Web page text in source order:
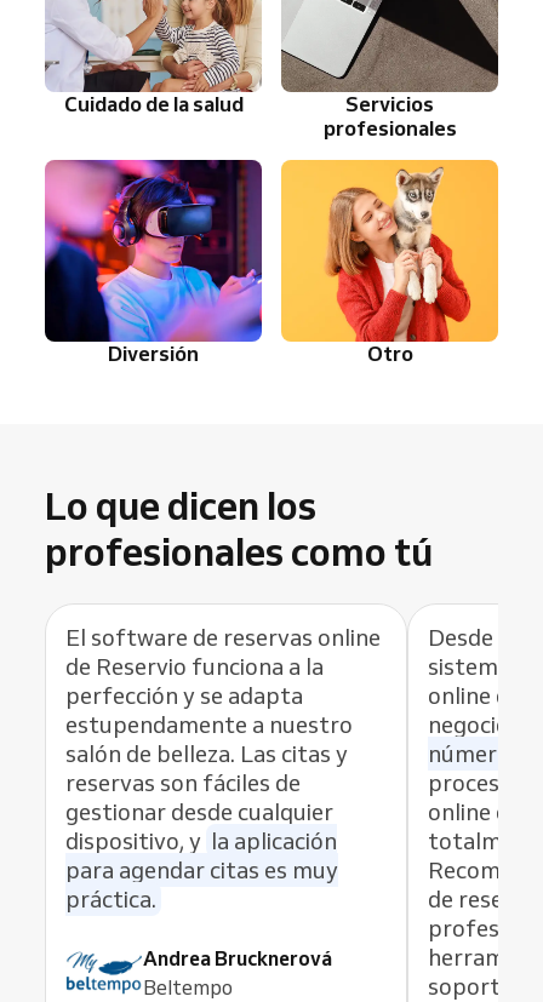
Cuidado de la salud
Servicios
profesionales
Diversión Otro
Lo que dicen los
profesionales como tú
El software de reservas online
de Reservio funciona a la
perfección y se adapta
estupendamente a nuestro
salón de belleza. Las citas y
reservas son fáciles de
gestionar desde cualquier
dispositivo, y la aplicación
para agendar citas es muy
práctica.
Andrea Brucknerová
Beltempo
Desde
sistema
online de
negocio,
número
proceso
online es
de
soporte